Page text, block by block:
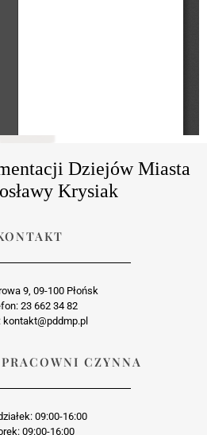
Dziejów Miasta
Krysiak
9, 09-100 Płońsk
23 662 34 82
kontakt@pddmp.pl
CZYNNA
09:00-16:00
09:00-16:00